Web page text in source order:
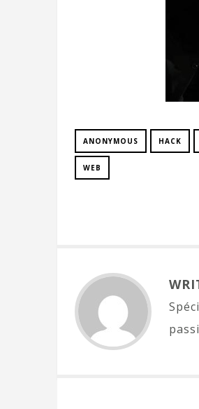
ANONYMOUS HACK
WEB